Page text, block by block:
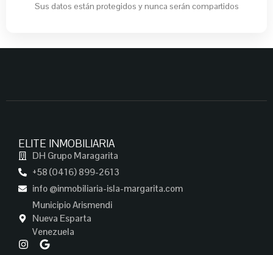
Sus datos están protegidos y nunca serán compartidos
ELITE INMOBILIARIA
DH Grupo Maragarita
+58 (0416) 899-2613
info @inmobiliaria-isla-margarita.com
Municipio Arismendi
Nueva Esparta
Venezuela